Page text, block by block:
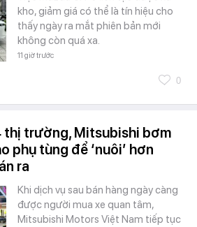
kho, giảm giá có thể là tín hiệu cho
thấy ngày ra mắt phiên bản mới
không còn quá xa.
11 giờ trước
0
thị trường, Mitsubishi bơm
phụ tùng để ‘nuôi’ hơn
ra
Khi dịch vụ sau bán hàng ngày càng
được người mua xe quan tâm,
Mitsubishi Motors Việt Nam tiếp tục